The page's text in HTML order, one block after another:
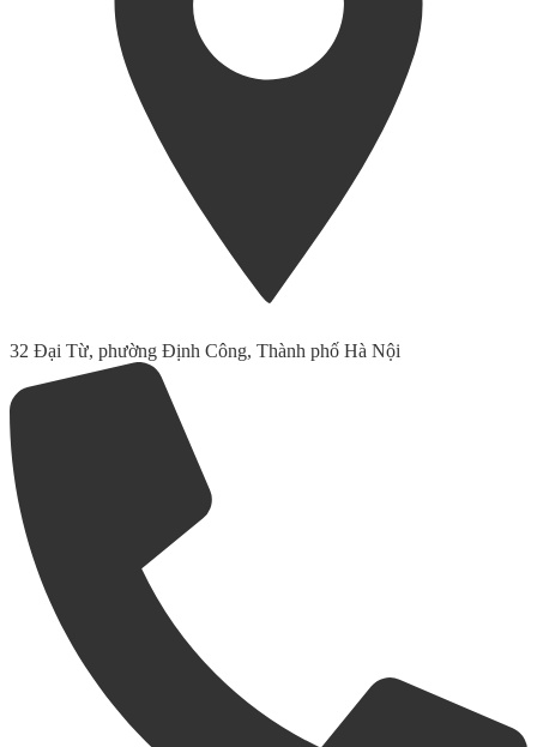
32 Đại Từ, phường Định Công, Thành phố Hà Nội